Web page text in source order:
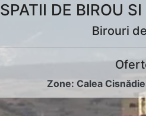
SPATII DE BIROU
Birouri
Zone:Calea